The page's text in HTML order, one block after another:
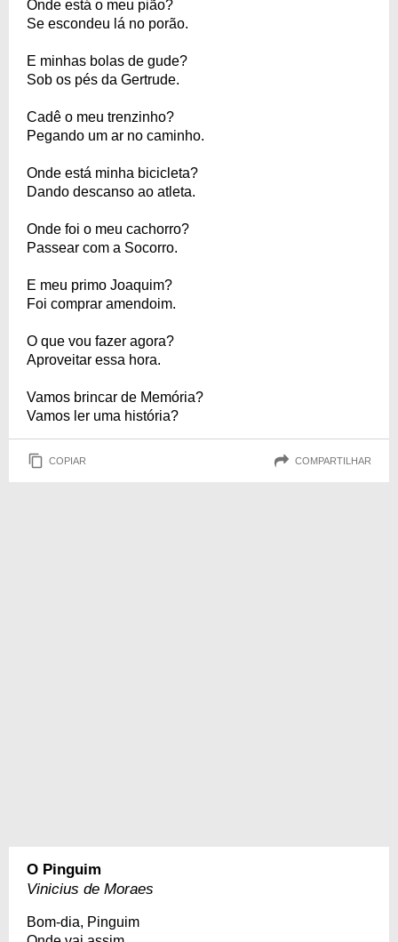
Onde está o meu pião?
Se escondeu lá no porão.
E minhas bolas de gude?
Sob os pés da Gertrude.
Cadê o meu trenzinho?
Pegando um ar no caminho.
Onde está minha bicicleta?
Dando descanso ao atleta.
Onde foi o meu cachorro?
Passear com a Socorro.
E meu primo Joaquim?
Foi comprar amendoim.
O que vou fazer agora?
Aproveitar essa hora.
Vamos brincar de Memória?
Vamos ler uma história?
COPIAR COMPARTILHAR
O Pinguim
Vinicius de Moraes
Bom-dia, Pinguim